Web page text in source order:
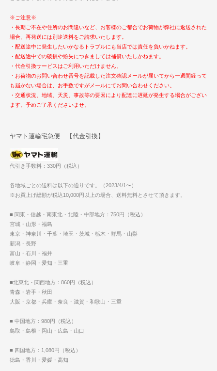
※ご注意※
・長期ご不在や住所のお間違いなど、お客様のご都合でお荷物が弊社に返送された
場合、再発送には別途送料をご請求いたします。
・配送途中に発生したいかなるトラブルにも当店では責任を負いかねます。
・配送途中での破損や紛失につきましては補償いたしかねます。
・代金引換サービスはご利用いただけません。
・お荷物のお問い合わせ番号を記載した注文確認メールが届いてから一週間経って
も届かない場合は、お手数ですがメールにてお問い合わせください。
・交通状況、地域、天災、事故等の要因により配達に遅延が発生する場合がござい
ます。予めご了承くださいませ。
ヤマト運輸宅急便 【代金引換】
代引き手数料：330円（税込）
各地域ごとの送料は以下の通りです。（2023/4/1〜）
※お買上げ総額が税込10,000円以上の場合、送料無料とさせて頂きます。
■ 関東・信越・南東北・北陸・中部地方：750円（税込）
宮城・山形・福島
東京・神奈川・千葉・埼玉・茨城・栃木・群馬・山梨
新潟・長野
富山・石川・福井
岐阜・静岡・愛知・三重
■北東北・関西地方：860円（税込）
青森・岩手・秋田
大阪・京都・兵庫・奈良・滋賀・和歌山・三重
■ 中国地方：980円（税込）
鳥取・島根・岡山・広島・山口
■ 四国地方：1,080円（税込）
徳島・香川・愛媛・高知